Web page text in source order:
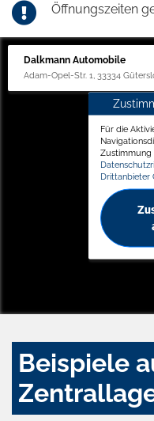
Öffnungszeiten
Dalkmann Automobile
Adam-Opel-Str. 1, 33334
Für die
Zustimmung
Drittanbieter
Beispiele